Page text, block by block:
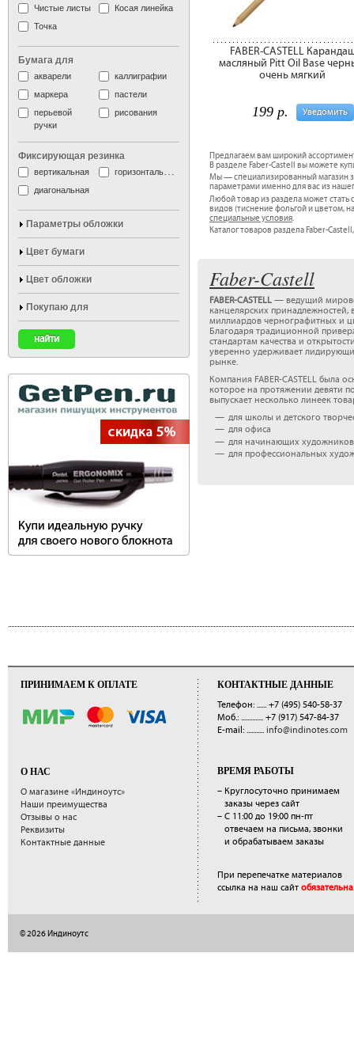
FABER-CASTELL
масляный Pitt Oil Base
очень мягкий
Уведомить
199 р.
Предлагаем вам широкий
В разделе Faber-Castell вы можете
Мы — специализированный магазин
параметрами именно для вас из
Любой товар из раздела может
видов (тиснение фольгой и цветом,
специальные условия.
Каталог товаров раздела Faber-
Faber-Castell
FABER-CASTELL — ведущий
канцелярских
миллиардов чернографитных и
Благодаря традиционной
стандартам качества и
уверенно удерживает
рынке.
Компания FABER-CASTELL была
которое на протяжении девяти
выпускает несколько линеек
для школы и детского
для офиса
для начинающих художников
для профессиональных
Чистые листы
Косая линейка
Точка
Бумага для
акварели
каллиграфии
маркера
пастели
перьевой
ручки
рисования
Фиксирующая резинка
вертикальная
горизонтальная
диагональная
Параметры обложки
Цвет бумаги
Цвет обложки
Покупаю для
ПРИНИМАЕМ К ОПЛАТЕ
О НАС
О магазине «Индиноутс»
Наши преимущества
Отзывы о нас
Реквизиты
Контактные данные
КОНТАКТНЫЕ ДАННЫЕ
Телефон: ...... +7 (495) 540-58-37
Моб.: .............. +7 (917) 547-84-37
E-mail: ........... info@indinotes.com
ВРЕМЯ РАБОТЫ
– Круглосуточно принимаем
заказы через сайт
– С 11:00 до 19:00 пн-пт
отвечаем на письма, звонки
и обрабатываем заказы
При перепечатке материалов
ссылка на наш сайт обязательна.
© 2026 Индиноутс